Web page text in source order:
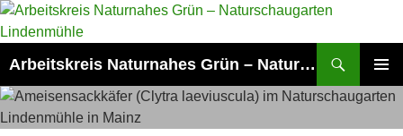
Zum
Inhalt
Arbeitskreis Naturnahes Grün – Naturschaugarten Lindenmühle
MENÜ